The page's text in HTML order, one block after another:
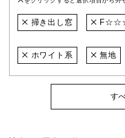
掃き出し窓
ホワイト系 無地
す